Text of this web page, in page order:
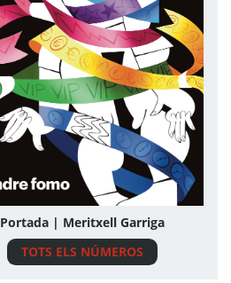
Portada | Meritxell Garriga
TOTS ELS NÚMEROS